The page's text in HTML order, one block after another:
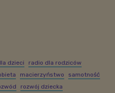
dzieci
radio dla rodziców
macierzyństwo
samotność
rozwój dziecka